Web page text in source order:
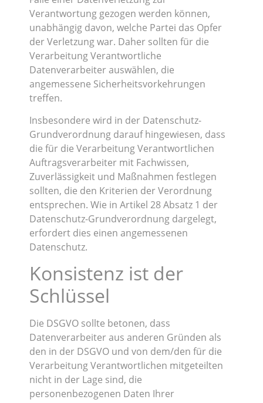
Verantwortung gezogen werden können,
unabhängig davon, welche Partei das Opfer
der Verletzung war. Daher sollten für die
Verarbeitung Verantwortliche
Datenverarbeiter auswählen, die
angemessene Sicherheitsvorkehrungen
treffen.
Insbesondere wird in der Datenschutz-
Grundverordnung darauf hingewiesen, dass
die für die Verarbeitung Verantwortlichen
Auftragsverarbeiter mit Fachwissen,
Zuverlässigkeit und Maßnahmen festlegen
sollten, die den Kriterien der Verordnung
entsprechen. Wie in Artikel 28 Absatz 1 der
Datenschutz-Grundverordnung dargelegt,
erfordert dies einen angemessenen
Datenschutz.
Konsistenz ist der
Schlüssel
Die DSGVO sollte betonen, dass
Datenverarbeiter aus anderen Gründen als
den in der DSGVO und von dem/den für die
Verarbeitung Verantwortlichen mitgeteilten
nicht in der Lage sind, die
personenbezogenen Daten Ihrer